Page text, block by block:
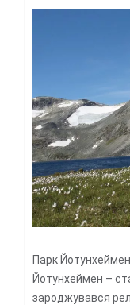
Парк Йотунхеймен
Йотунхеймен –
зароджувався